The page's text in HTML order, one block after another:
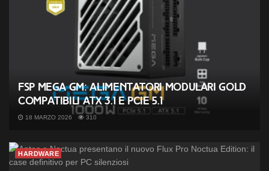
FSP MEGA GM: alimentatori modulari Gold
compatibili ATX 3.1 e PCIe 5.1
18 MARZO 2026 310
HARDWARE